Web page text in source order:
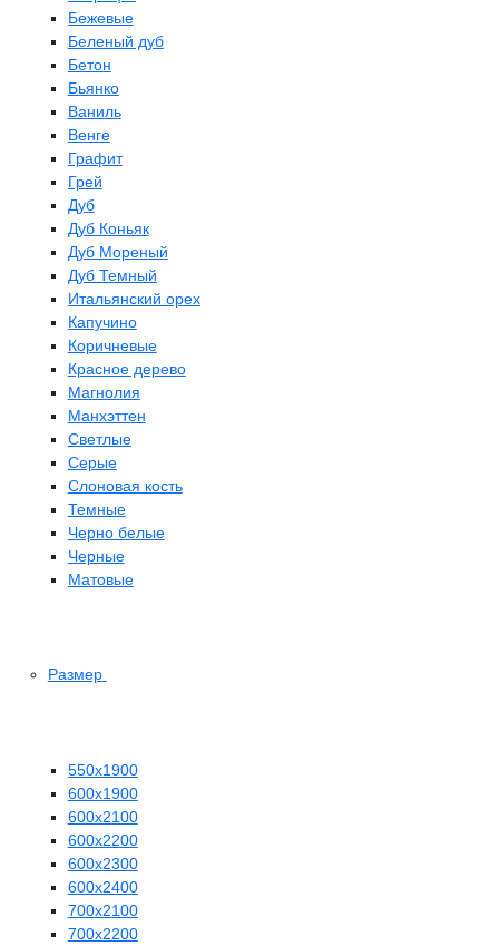
Бежевые
Беленый дуб
Бетон
Бьянко
Ваниль
Венге
Графит
Грей
Дуб
Дуб Коньяк
Дуб Мореный
Дуб Темный
Итальянский орех
Капучино
Коричневые
Красное дерево
Магнолия
Манхэттен
Светлые
Серые
Слоновая кость
Темные
Черно белые
Черные
Матовые
Размер
550х1900
600х1900
600х2100
600х2200
600х2300
600х2400
700х2100
700х2200